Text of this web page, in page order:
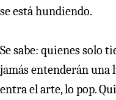
se está hundiendo.
Se sabe: quienes solo
jamás entenderán una
entra el arte, lo pop.